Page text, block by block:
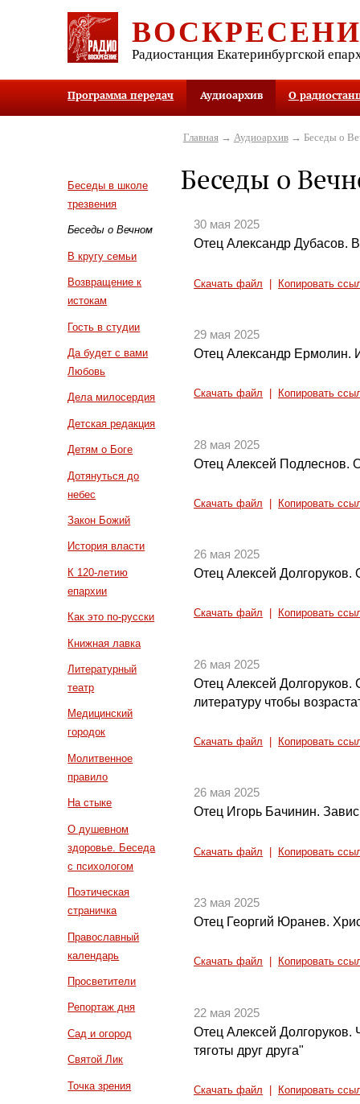
Радиостанция Екатеринбургской
Программа передач Аудиоархив О
Беседы в школе
трезвения
Беседы о Вечном
В кругу семьи
Возвращение к
истокам
Гость в студии
Да будет с вами
Любовь
Дела милосердия
Детская редакция
Детям о Боге
Дотянуться до
небес
Закон Божий
История власти
К 120-летию
епархии
Как это по-русски
Книжная лавка
Литературный
театр
Медицинский
городок
Молитвенное
правило
На стыке
О душевном
здоровье. Беседа
с психологом
Поэтическая
страничка
Православный
календарь
Просветители
Репортаж дня
Сад и огород
Святой Лик
Точка зрения
Главная→ Аудиоархив→ Беседы о
Беседы о
30 мая 2025
Отец Александр Дубасов.
Скачать файл Копировать
29 мая 2025
Отец Александр Ермолин.
Скачать файл Копировать
28 мая 2025
Отец Алексей Подлеснов.
Скачать файл Копировать
26 мая 2025
Отец Алексей
Скачать файл Копировать
26 мая 2025
Отец Алексей Долгоруков.
литературу чтобы
Скачать файл Копировать
26 мая 2025
Отец Игорь Бачинин.
Скачать файл Копировать
23 мая 2025
Отец Георгий Юранев.
Скачать файл Копировать
22 мая 2025
Отец Алексей Долгоруков.
тяготы друг друга"
Скачать файл Копировать